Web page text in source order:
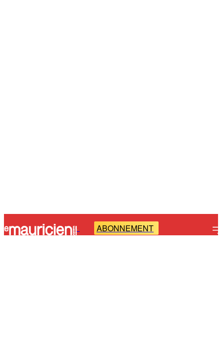
- ABONNEMENT